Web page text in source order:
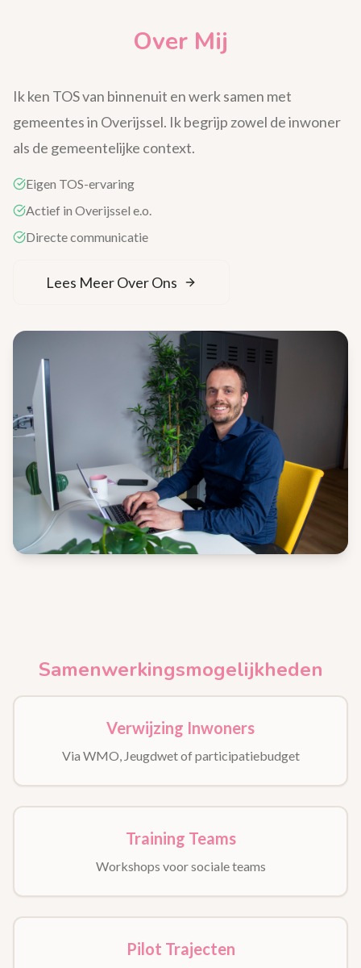
Over Mij
Ik ken TOS van binnenuit en werk samen met
gemeentes in Overijssel. Ik begrijp zowel de inwoner
als de gemeentelijke context.
Eigen TOS-ervaring
Actief in Overijssel e.o.
Directe communicatie
Lees Meer Over Ons
Samenwerkingsmogelijkheden
Verwijzing Inwoners
Via WMO, Jeugdwet of participatiebudget
Training Teams
Workshops voor sociale teams
Pilot Trajecten